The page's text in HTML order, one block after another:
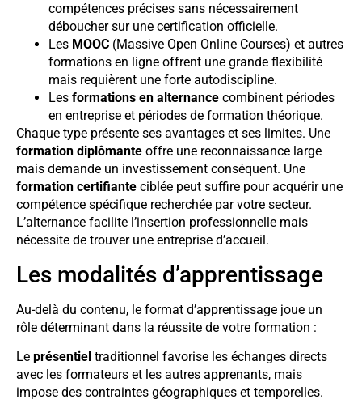
compétences précises sans nécessairement
déboucher sur une certification officielle.
Les MOOC (Massive Open Online Courses) et autres
formations en ligne offrent une grande flexibilité
mais requièrent une forte autodiscipline.
Les formations en alternance combinent périodes
en entreprise et périodes de formation théorique.
Chaque type présente ses avantages et ses limites. Une
formation diplômante offre une reconnaissance large
mais demande un investissement conséquent. Une
formation certifiante ciblée peut suffire pour acquérir une
compétence spécifique recherchée par votre secteur.
L’alternance facilite l’insertion professionnelle mais
nécessite de trouver une entreprise d’accueil.
Les modalités d’apprentissage
Au-delà du contenu, le format d’apprentissage joue un
rôle déterminant dans la réussite de votre formation :
Le présentiel traditionnel favorise les échanges directs
avec les formateurs et les autres apprenants, mais
impose des contraintes géographiques et temporelles.